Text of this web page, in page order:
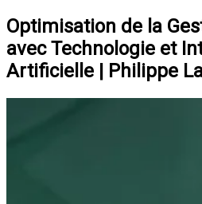
Optimisation de la
avec Technologie et
Artificielle | Philippe